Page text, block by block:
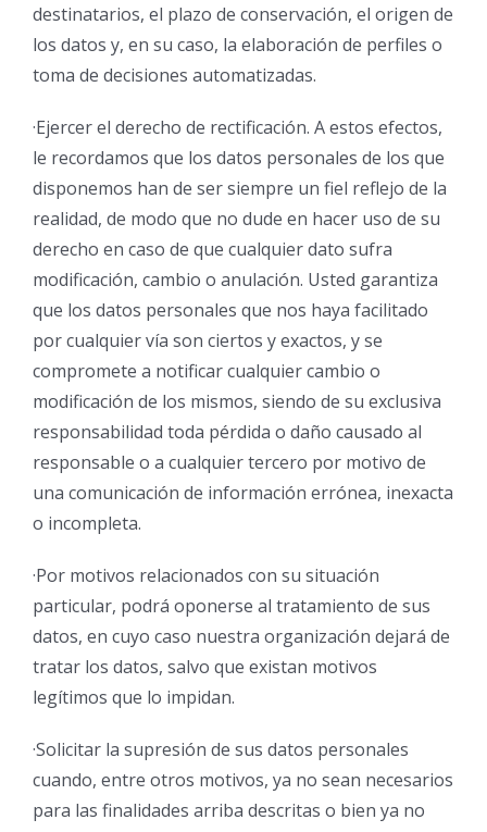
destinatarios, el plazo de conservación, el origen de
los datos y, en su caso, la elaboración de perfiles o
toma de decisiones automatizadas.
·Ejercer el derecho de rectificación. A estos efectos,
le recordamos que los datos personales de los que
disponemos han de ser siempre un fiel reflejo de la
realidad, de modo que no dude en hacer uso de su
derecho en caso de que cualquier dato sufra
modificación, cambio o anulación. Usted garantiza
que los datos personales que nos haya facilitado
por cualquier vía son ciertos y exactos, y se
compromete a notificar cualquier cambio o
modificación de los mismos, siendo de su exclusiva
responsabilidad toda pérdida o daño causado al
responsable o a cualquier tercero por motivo de
una comunicación de información errónea, inexacta
o incompleta.
·Por motivos relacionados con su situación
particular, podrá oponerse al tratamiento de sus
datos, en cuyo caso nuestra organización dejará de
tratar los datos, salvo que existan motivos
legítimos que lo impidan.
·Solicitar la supresión de sus datos personales
cuando, entre otros motivos, ya no sean necesarios
para las finalidades arriba descritas o bien ya no